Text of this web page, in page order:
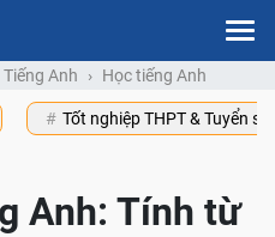
Tiếng Anh Học tiếng Anh
Tốt nghiệp THPT & Tuyển
Anh: Tính từ